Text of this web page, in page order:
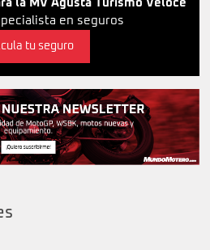
la MV Agusta Turismo Veloce
en seguros
tu seguro